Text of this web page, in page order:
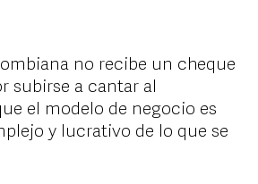
no recibe un cheque
subirse a cantar al
el modelo de negocio es
y lucrativo de lo que se